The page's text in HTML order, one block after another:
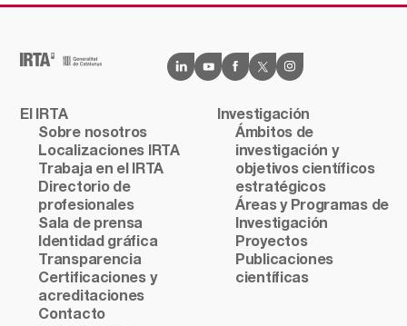
El IRTA
Sobre nosotros
Localizaciones IRTA
Trabaja en el IRTA
Directorio de
profesionales
Sala de prensa
Identidad gráfica
Transparencia
Certificaciones y
acreditaciones
Contacto
Investigación
Ámbitos de
investigación y
objetivos científicos
estratégicos
Áreas y Programas de
Investigación
Proyectos
Publicaciones
científicas